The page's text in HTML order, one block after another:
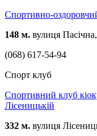
Спортивно-
148 м. вулиця
(068) 617-54-94
Спорт клуб
Спортивний клуб
Лісеницькій
332 м. вулиця